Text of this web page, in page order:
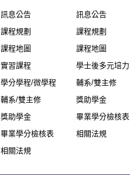
訊息公告
課程規劃
課程地圖
實習課程
學分學程/微學程
輔系/雙主修
獎助學金
畢業學分檢核表
相關法規
訊息公告
課程規劃
課程地圖
學士後多元培力
輔系/雙主修
獎助學金
畢業學分檢核表
相關法規